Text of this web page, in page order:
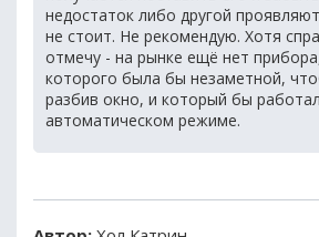
недостаток либо другой
не стоит. Не рекомендую. Хотя
отмечу - на рынке ещё нет
которого была бы незаметной,
разбив окно, и который бы
автоматическом режиме.